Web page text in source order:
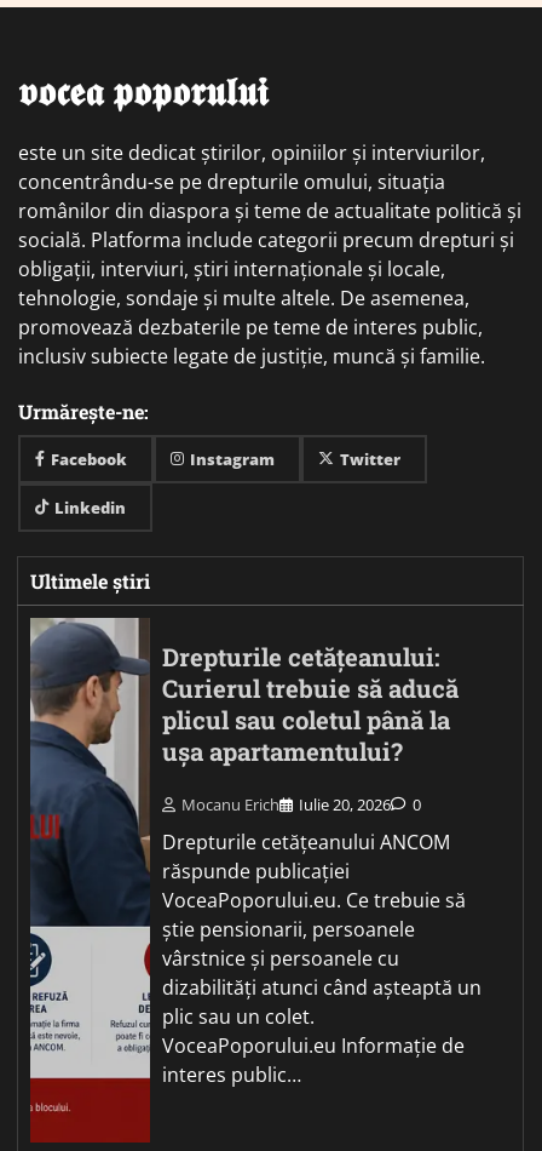
𝖛𝖔𝖈𝖊𝖆 𝖕𝖔𝖕𝖔𝖗𝖚𝖑𝖚𝖎
este un site dedicat știrilor, opiniilor și interviurilor,
concentrându-se pe drepturile omului, situația
românilor din diaspora și teme de actualitate politică și
socială. Platforma include categorii precum drepturi și
obligații, interviuri, știri internaționale și locale,
tehnologie, sondaje și multe altele. De asemenea,
promovează dezbaterile pe teme de interes public,
inclusiv subiecte legate de justiție, muncă și familie.
Urmărește-ne:
Facebook Instagram Twitter
Linkedin
Ultimele știri
Drepturile cetățeanului:
Curierul trebuie să aducă
plicul sau coletul până la
ușa apartamentului?
Mocanu Erich Iulie 20, 2026 0
Drepturile cetățeanului ANCOM
răspunde publicației
VoceaPoporului.eu. Ce trebuie să
știe pensionarii, persoanele
vârstnice și persoanele cu
dizabilități atunci când așteaptă un
plic sau un colet.
VoceaPoporului.eu Informație de
interes public…